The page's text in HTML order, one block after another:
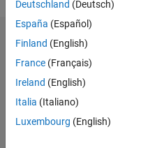
Dashboard
M…
Deutschland (Deutsch)
España (Español)
Finland (English)
France (Français)
Ireland (English)
Italia (Italiano)
Luxembourg (English)